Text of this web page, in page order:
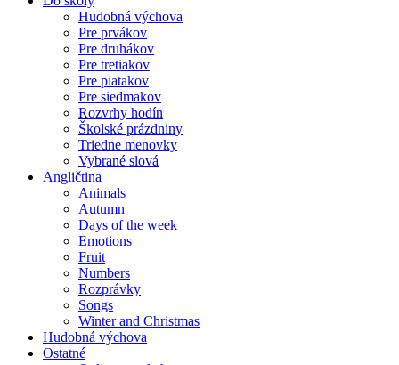
Hudobná výchova
Pre prvákov
Pre druhákov
Pre tretiakov
Pre piatakov
Pre siedmakov
Rozvrhy hodín
Školské prázdniny
Triedne menovky
Vybrané slová
Angličtina
Animals
Autumn
Days of the week
Emotions
Fruit
Numbers
Rozprávky
Songs
Winter and Christmas
Hudobná výchova
Ostatné